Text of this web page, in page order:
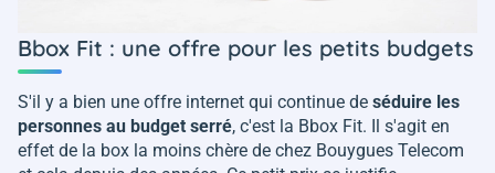
Bbox Fit : une offre pour les petits budgets
S'il y a bien une offre internet qui continue de séduire les
personnes au budget serré, c'est la Bbox Fit. Il s'agit en
effet de la box la moins chère de chez Bouygues Telecom